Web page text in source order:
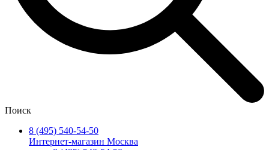
Поиск
8 (495) 540-54-50
Интернет-магазин Москва